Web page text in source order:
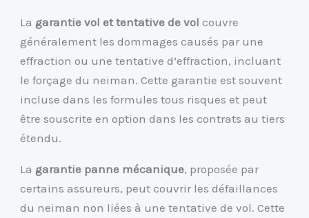
La garantie vol et tentative de vol couvre
généralement les dommages causés par une
effraction ou une tentative d’effraction, incluant
le forçage du neiman. Cette garantie est souvent
incluse dans les formules tous risques et peut
être souscrite en option dans les contrats au tiers
étendu.
La garantie panne mécanique, proposée par
certains assureurs, peut couvrir les défaillances
du neiman non liées à une tentative de vol. Cette